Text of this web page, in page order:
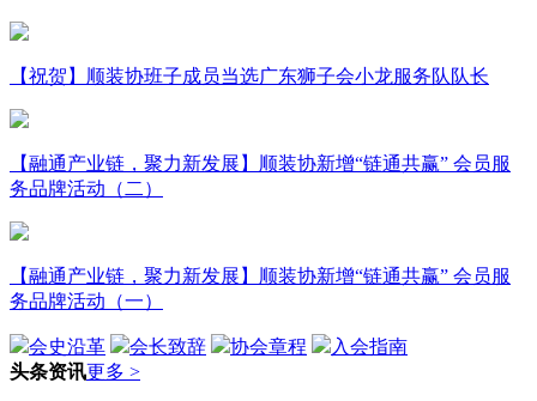
【祝贺】顺装协班子成员当选广东狮子会小龙服务队队长
【融通产业链，聚力新发展】顺装协新增“链通共赢” 会员服
务品牌活动（二）
【融通产业链，聚力新发展】顺装协新增“链通共赢” 会员服
务品牌活动（一）
会史沿革 会长致辞 协会章程
入会指南
头条资讯更多 >